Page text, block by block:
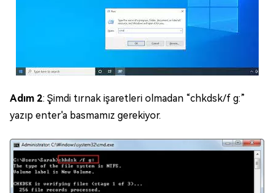
Adım 2: Şimdi tırnak işaretleri olmadan “chkdsk/f g:”
yazıp enter'a basmamız gerekiyor.